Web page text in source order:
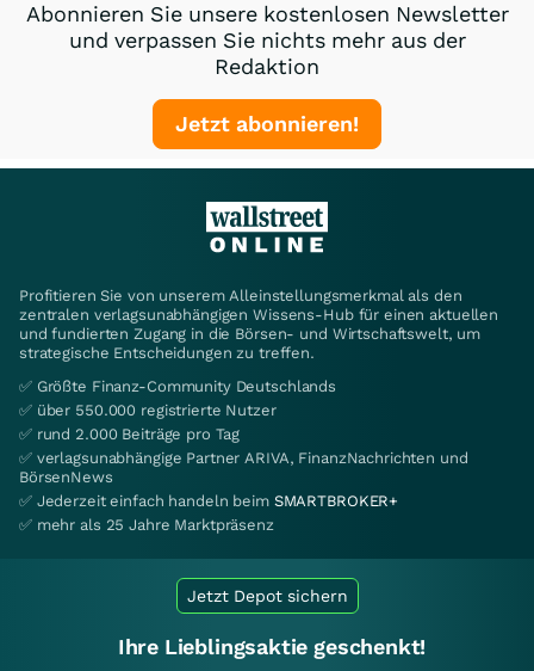
Abonnieren Sie unsere kostenlosen Newsletter
und verpassen Sie nichts mehr aus der
Redaktion
Jetzt abonnieren!
Profitieren Sie von unserem Alleinstellungsmerkmal als den
zentralen verlagsunabhängigen Wissens-Hub für einen aktuellen
und fundierten Zugang in die Börsen- und Wirtschaftswelt, um
strategische Entscheidungen zu treffen.
✅ Größte Finanz-Community Deutschlands
✅ über 550.000 registrierte Nutzer
✅ rund 2.000 Beiträge pro Tag
✅ verlagsunabhängige Partner ARIVA, FinanzNachrichten und
BörsenNews
✅ Jederzeit einfach handeln beim SMARTBROKER+
✅ mehr als 25 Jahre Marktpräsenz
Jetzt Depot sichern
Ihre Lieblingsaktie geschenkt!